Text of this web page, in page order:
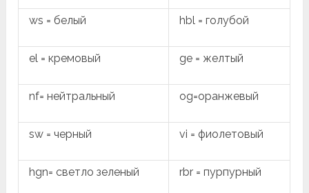
ws = белый hbl = голубой
el = кремовый ge = желтый
nf= нейтральный og=оранжевый
sw = черный vi = фиолетовый
hgn= светло зеленый rbr = пурпурный